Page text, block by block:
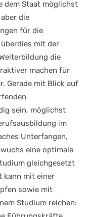
dem Staat möglichst
die
für die
mit der
die
machen für
Gerade mit Blick auf
sein, möglichst
im
Unterfangen,
eine optimale
gleichgesetzt
kann mit einer
sowie mit
Studium reichen: